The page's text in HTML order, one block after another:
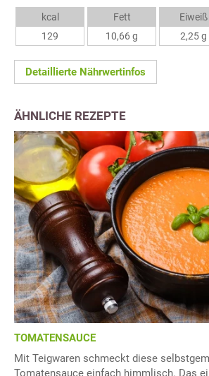
kcal
129
Fett
10,66 g
Eiweiß
2,25 g
Detaillierte Nährwertinfos
ÄHNLICHE REZEPTE
TOMATENSAUCE
Mit Teigwaren schmeckt diese
Tomatensauce einfach himmlisch. Das